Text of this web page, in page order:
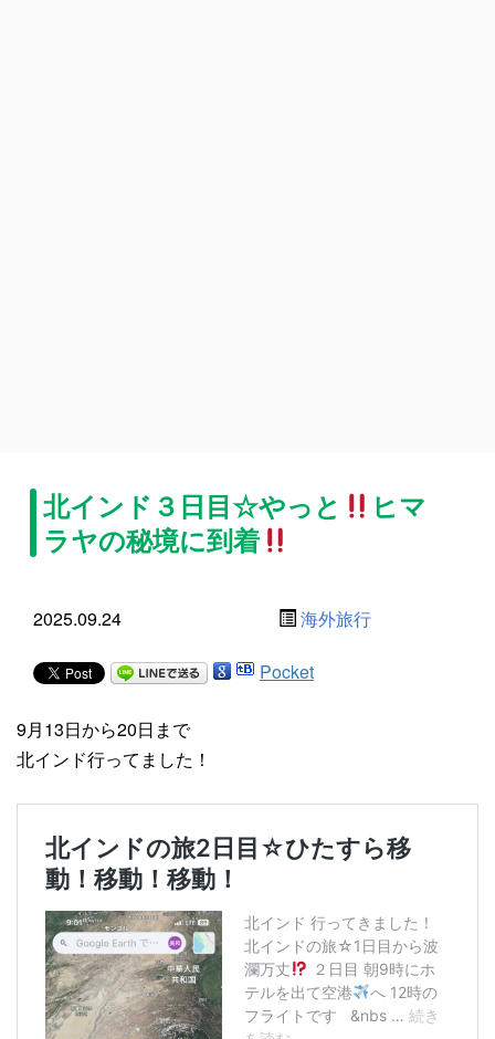
北インド３日目☆やっと
ヒマ
ラヤの秘境に到着
2025.09.24 海外旅行
Pocket
9月13日から20日まで
北インド行ってました！